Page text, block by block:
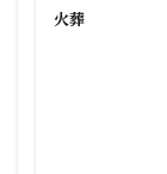
火葬